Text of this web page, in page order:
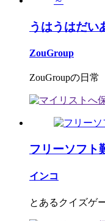
うはうはだい
ZouGroup
ZouGroupの日常
フリーソフト
インコ
とあるクイズゲ